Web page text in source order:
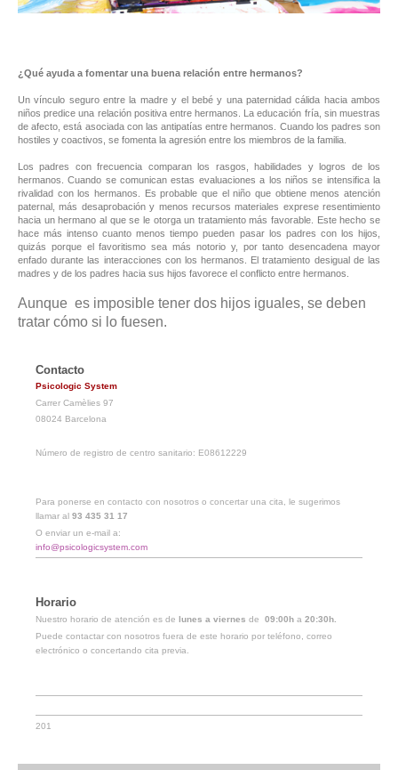
¿Qué ayuda a fomentar una buena relación entre hermanos?
Un vínculo seguro entre la madre y el bebé y una paternidad cálida hacia ambos
niños predice una relación positiva entre hermanos. La educación fría, sin muestras
de afecto, está asociada con las antipatías entre hermanos. Cuando los padres son
hostiles y coactivos, se fomenta la agresión entre los miembros de la familia.
Los padres con frecuencia comparan los rasgos, habilidades y logros de los
hermanos. Cuando se comunican estas evaluaciones a los niños se intensifica la
rivalidad con los hermanos. Es probable que el niño que obtiene menos atención
paternal, más desaprobación y menos recursos materiales exprese resentimiento
hacia un hermano al que se le otorga un tratamiento más favorable. Este hecho se
hace más intenso cuanto menos tiempo pueden pasar los padres con los hijos,
quizás porque el favoritismo sea más notorio y, por tanto desencadena mayor
enfado durante las interacciones con los hermanos. El tratamiento desigual de las
madres y de los padres hacia sus hijos favorece el conflicto entre hermanos.
Aunque es imposible tener dos hijos iguales, se deben
tratar cómo si lo fuesen.
Contacto
Psicologic System
Carrer Camèlies 97
08024 Barcelona
Número de registro de centro sanitario: E08612229
Para ponerse en contacto con nosotros o concertar una cita, le sugerimos
llamar al 93 435 31 17
O enviar un e-mail a:
info@psicologicsystem.com
Horario
Nuestro horario de atención es de lunes a viernes de 09:00h a 20:30h.
Puede contactar con nosotros fuera de este horario por teléfono, correo
electrónico o concertando cita previa.
201